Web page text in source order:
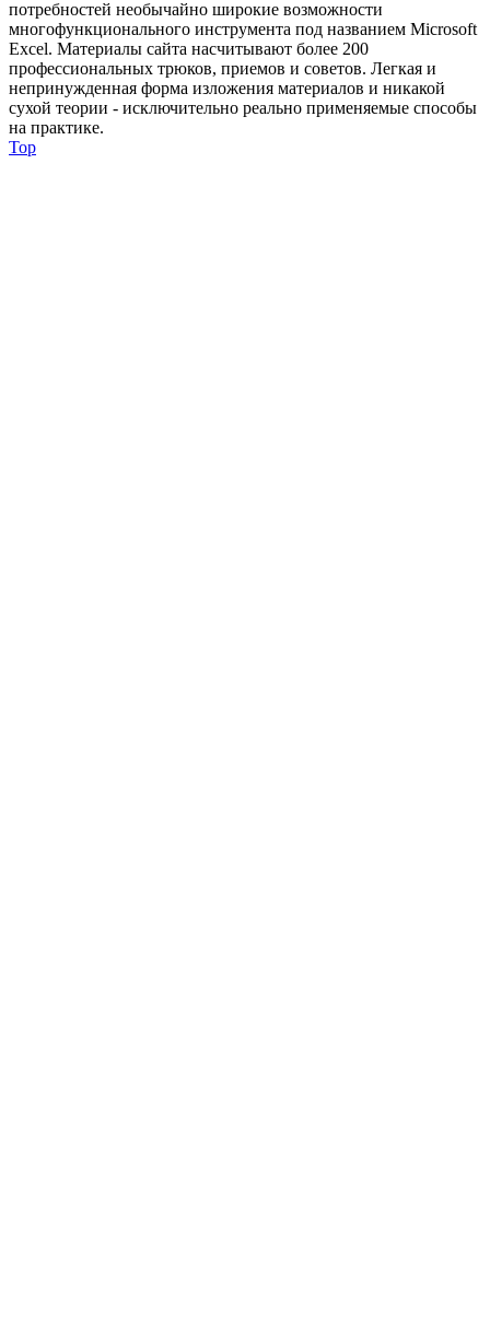
потребностей необычайно широкие возможности
многофункционального инструмента под названием Microsoft
Excel. Материалы сайта насчитывают более 200
профессиональных трюков, приемов и советов. Легкая и
непринужденная форма изложения материалов и никакой
сухой теории - исключительно реально применяемые способы
на практике.
Top